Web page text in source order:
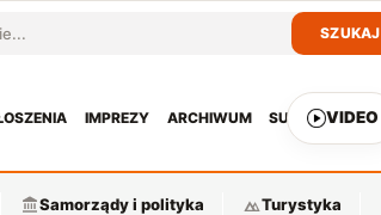
SZUKAJ
IMPREZY ARCHIWUM SUBSKRYPCJA
VIDEO
Samorządy i polityka Turystyka